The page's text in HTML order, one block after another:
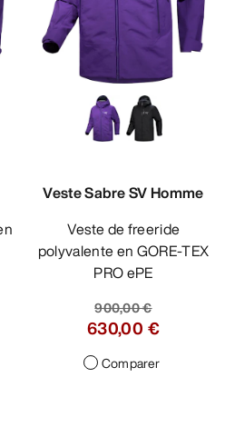
Veste Sabre SV Homme
Veste de freeride
polyvalente en GORE-TEX
PRO ePE
900,00 €
630,00 €
Comparer